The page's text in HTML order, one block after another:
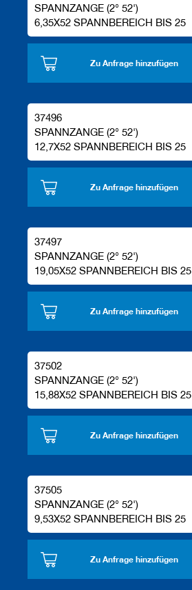
SPANNZANGE (2° 52')
6,35X52 SPANNBEREICH BIS 25
Zu Anfrage hinzufügen
37496
SPANNZANGE (2° 52')
12,7X52 SPANNBEREICH BIS 25
Zu Anfrage hinzufügen
37497
SPANNZANGE (2° 52')
19,05X52 SPANNBEREICH BIS 25
Zu Anfrage hinzufügen
37502
SPANNZANGE (2° 52')
15,88X52 SPANNBEREICH BIS 25
Zu Anfrage hinzufügen
37505
SPANNZANGE (2° 52')
9,53X52 SPANNBEREICH BIS 25
Zu Anfrage hinzufügen